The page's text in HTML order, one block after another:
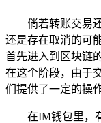
倘若转账交易
还是存在取消的可
首先进入到区块链
在这个阶段，由于
们提供了一定的操
在IM钱包里，